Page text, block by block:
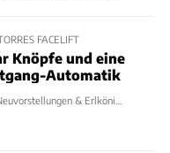
FACELIFT
Knöpfe und eine
Automatik
& Erlkönige